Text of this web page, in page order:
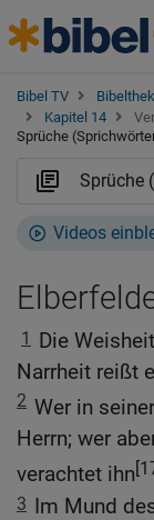
Bibel TV Bibelthek
Kapitel 14
Sprüche
Videos
1 Die
Narrheit reißt
2 Wer in
Herrn; wer
verachtet ihn
3 Im Mund